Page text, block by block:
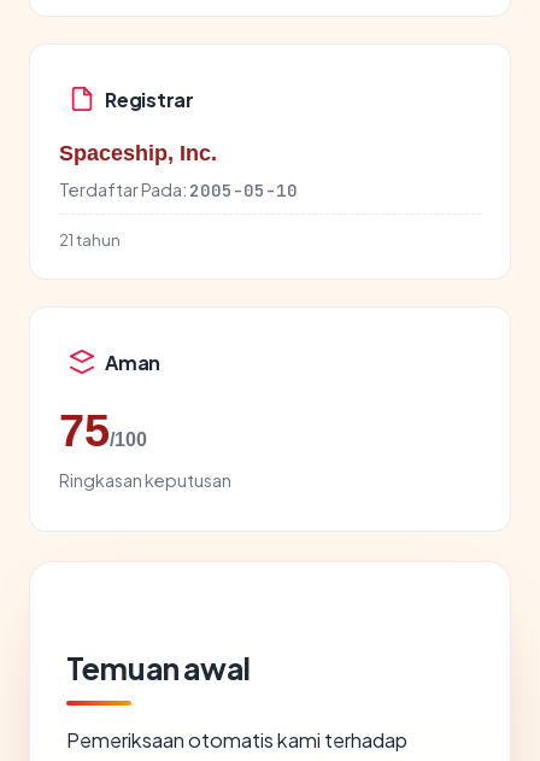
Registrar
Spaceship, Inc.
Terdaftar Pada: 2005-05-10
21 tahun
Aman
75/100
Ringkasan keputusan
Temuan awal
Pemeriksaan otomatis kami terhadap